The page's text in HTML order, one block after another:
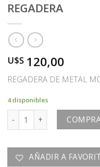
REGADERA
U$S 120,00
REGADERA DE METAL
4 disponibles
REGADERA cantidad
AÑADIR A